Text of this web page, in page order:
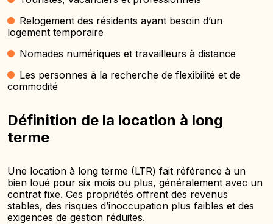
Relogement des résidents ayant besoin d’un
logement temporaire
Nomades numériques et travailleurs à distance
Les personnes à la recherche de flexibilité et de
commodité
Définition de la location à long
terme
Une location à long terme (LTR) fait référence à un
bien loué pour six mois ou plus, généralement avec un
contrat fixe. Ces propriétés offrent des revenus
stables, des risques d’inoccupation plus faibles et des
exigences de gestion réduites.